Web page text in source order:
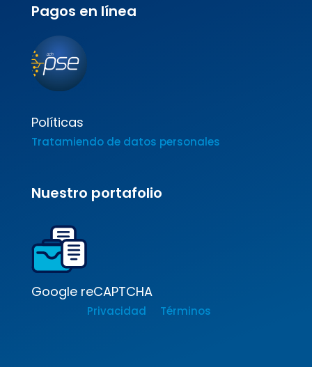
Pagos en línea
Políticas
Tratamiendo de datos personales
Nuestro portafolio
Google reCAPTCHA
Privacidad Términos